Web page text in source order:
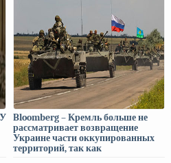
Bloomberg – Кремль больше не
рассматривает возвращение
Украине части оккупированных
территорий, так как